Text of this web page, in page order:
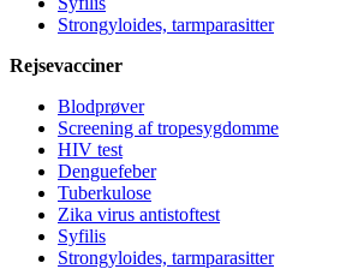
Strongyloides, tarmparasitter
Rejsevacciner
Blodprøver
Screening af tropesygdomme
HIV test
Denguefeber
Tuberkulose
Zika virus antistoftest
Syfilis
Strongyloides, tarmparasitter